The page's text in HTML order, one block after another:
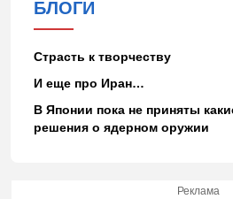
БЛОГИ
Страсть к творчеству
И еще про Иран…
В Японии пока не приняты
решения о ядерном оружии
Реклама